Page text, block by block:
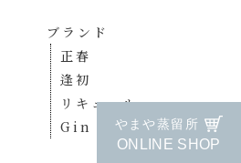
やまや蒸留所
ONLINE SHOP
ブランド
正春
逢初
リキュール
Gin MASAHARU